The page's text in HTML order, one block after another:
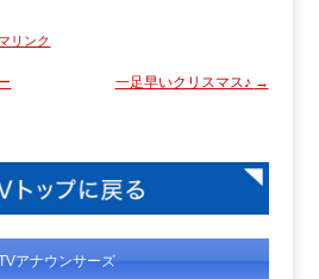
リンク
一足早いクリスマス♪ →
アナウンサーズ